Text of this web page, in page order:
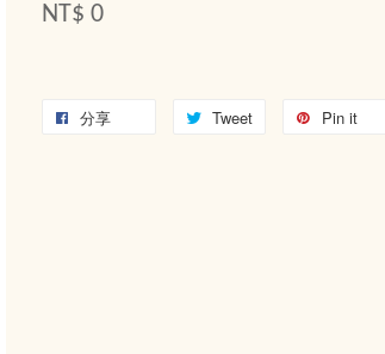
NT$ 0
分享 Tweet Pin it